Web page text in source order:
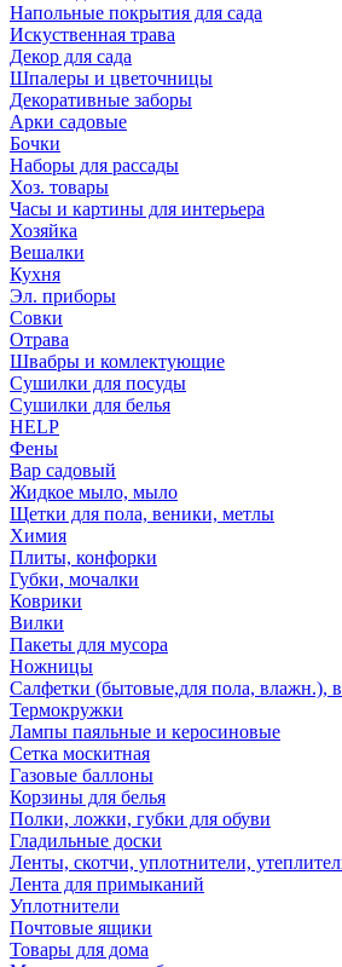
Напольные покрытия для сада
Искуственная трава
Декор для сада
Шпалеры и цветочницы
Декоративные заборы
Арки садовые
Бочки
Наборы для рассады
Хоз. товары
Часы и картины для интерьера
Хозяйка
Вешалки
Кухня
Эл. приборы
Совки
Отрава
Швабры и комлектующие
Сушилки для посуды
Сушилки для белья
HELP
Фены
Вар садовый
Жидкое мыло, мыло
Щетки для пола, веники, метлы
Химия
Плиты, конфорки
Губки, мочалки
Коврики
Вилки
Пакеты для мусора
Ножницы
Салфетки (бытовые,для пола, влажн.),
Термокружки
Лампы паяльные и керосиновые
Сетка москитная
Газовые баллоны
Корзины для белья
Полки, ложки, губки для обуви
Гладильные доски
Ленты, скотчи, уплотнители,
Лента для примыканий
Уплотнители
Почтовые ящики
Товары для дома